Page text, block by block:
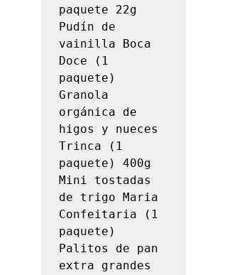
paquete 22g
Pudín de
vainilla Boca
Doce (1
paquete)
Granola
orgánica de
higos y nueces
Trinca (1
paquete) 400g
Mini tostadas
de trigo Maria
Confeitaria (1
paquete)
Palitos de pan
extra grandes